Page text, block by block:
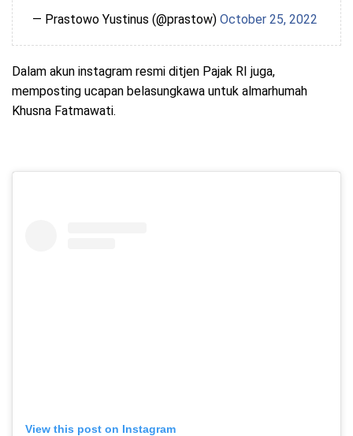
— Prastowo Yustinus (@prastow) October 25, 2022
Dalam akun instagram resmi ditjen Pajak RI juga,
memposting ucapan belasungkawa untuk almarhumah
Khusna Fatmawati.
View this post on Instagram